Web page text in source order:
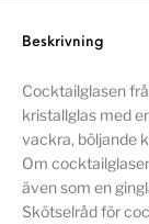
Beskrivning
Cocktailglasen
kristallglas med
vackra, böljande
Om
även som en
Skötselråd för